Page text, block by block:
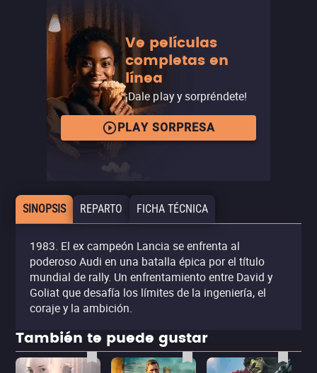
Ve películas
completas en
línea
¡Dale play y sorpréndete!
PLAY SORPRESA
SINOPSIS REPARTO FICHA TÉCNICA
1983. El ex campeón Lancia se enfrenta al
poderoso Audi en una batalla épica por el título
mundial de rally. Un enfrentamiento entre David y
Goliat que desafía los límites de la ingeniería, el
coraje y la ambición.
También te puede gustar